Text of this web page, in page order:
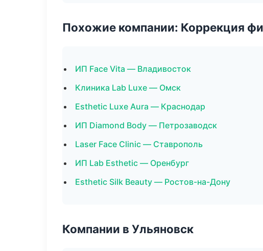
Похожие компании: Коррекция
ИП Face Vita — Владивосток
Клиника Lab Luxe — Омск
Esthetic Luxe Aura — Краснодар
ИП Diamond Body — Петрозаводск
Laser Face Clinic — Ставрополь
ИП Lab Esthetic — Оренбург
Esthetic Silk Beauty — Ростов-на-Дону
Компании в Ульяновск